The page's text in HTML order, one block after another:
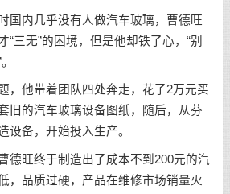
内几乎没有人做汽车玻璃，曹德旺
“三无”的困境，但是他却铁了心，“别
他带着团队四处奔走，花了2万元买
旧的汽车玻璃设备图纸，随后，从芬
设备，开始投入生产。
旺终于制造出了成本不到200元的汽
，品质过硬，产品在维修市场销量火